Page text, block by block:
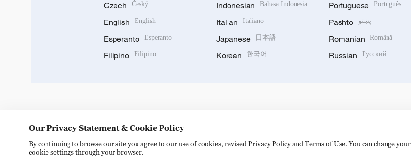
Czech Český
English English
Esperanto Esperanto
Filipino Filipino
Indonesian Bahasa Indonesia
Italian Italiano
Japanese 日本語
Korean 한국어
Portuguese Português
Pashto پښتو
Romanian Română
Russian Русский
Our Privacy Statement & Cookie Policy
By continuing to browse our site you agree to our use of cookies, revised Privacy Policy and Terms of Use. You can change your
cookie settings through your browser.